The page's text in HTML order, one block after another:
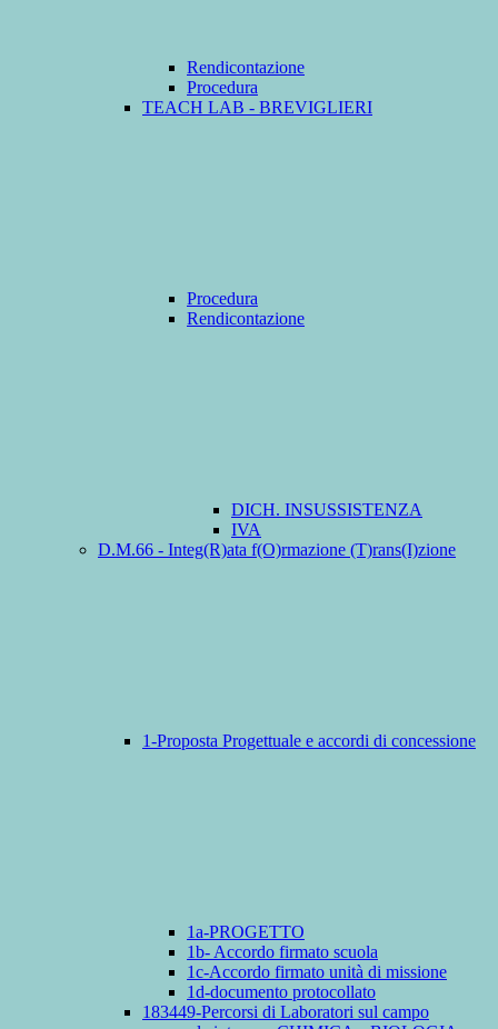
Rendicontazione
Procedura
TEACH LAB - BREVIGLIERI
Procedura
Rendicontazione
DICH. INSUSSISTENZA
IVA
D.M.66 - Integ(R)ata f(O)rmazione (T)rans(I)zione
1-Proposta Progettuale e accordi di concessione
1a-PROGETTO
1b- Accordo firmato scuola
1c-Accordo firmato unità di missione
1d-documento protocollato
183449-Percorsi di Laboratori sul campo